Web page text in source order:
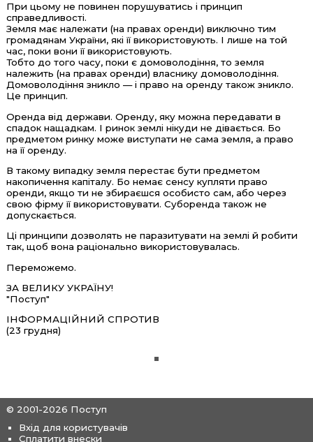
При цьому не повинен порушуватись і принцип
справедливості.
Земля має належати (на правах оренди) виключно тим
громадянам України, які її використовують. І лише на той
час, поки вони її використовують.
Тобто до того часу, поки є домоволодіння, то земля
належить (на правах оренди) власнику домоволодіння.
Домоволодіння зникло — і право на оренду також зникло.
Це принцип.
Оренда від держави. Оренду, яку можна передавати в
спадок нащадкам. І ринок землі нікуди не дівається. Бо
предметом ринку може виступати не сама земля, а право
на її оренду.
В такому випадку земля перестає бути предметом
накопичення капіталу. Бо немає сенсу купляти право
оренди, якщо ти не збираєшся особисто сам, або через
свою фірму її використовувати. Суборенда також не
допускається.
Ці принципи дозволять не паразитувати на землі й робити
так, щоб вона раціонально використовувалась.
Переможемо.
ЗА ВЕЛИКУ УКРАЇНУ!
"Поступ"
ІНФОРМАЦІЙНИЙ СПРОТИВ
(23 грудня)
© 2001-2026 Поступ
Вхід для користувачів
Сплатити внески